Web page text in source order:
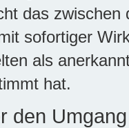
das
sofortiger
als
hat.
den